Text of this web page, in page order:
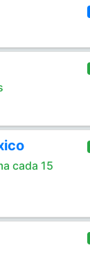
cada 15